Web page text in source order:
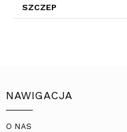
SZCZEP
NAWIGACJA
O NAS